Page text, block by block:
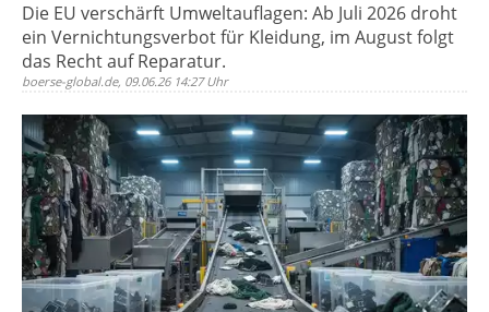
Die EU verschärft Umweltauflagen: Ab Juli 2026 droht
ein Vernichtungsverbot für Kleidung, im August folgt
das Recht auf Reparatur.
boerse-global.de, 09.06.26 14:27 Uhr